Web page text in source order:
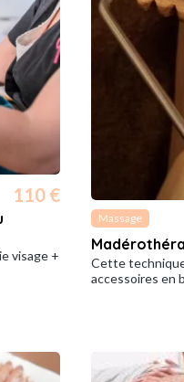
110 €
visage +
Massage
Cette
accessoires en